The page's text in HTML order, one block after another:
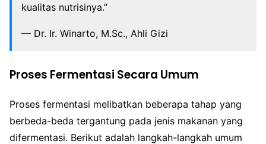
kualitas nutrisinya.”
— Dr. Ir. Winarto, M.Sc., Ahli Gizi
Proses Fermentasi Secara Umum
Proses fermentasi melibatkan beberapa tahap yang
berbeda-beda tergantung pada jenis makanan yang
difermentasi. Berikut adalah langkah-langkah umum